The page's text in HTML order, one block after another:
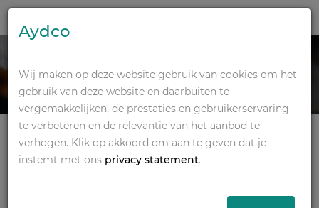
VAKANTIEMEDEWER
KER IN SITTARD
Deze vacature is vervallen
INFORMATIE OVER DE
VERVALLEN VACATURE
Onze opdrachtgever in Sittard is een toonaangevende
onderneming op het gebied van verkoop en distributie
Aydco
Wij maken op deze website gebruik van cookies om het
gebruik van deze website en daarbuiten te
vergemakkelijken, de prestaties en gebruikerservaring
te verbeteren en de relevantie van het aanbod te
verhogen. Klik op akkoord om aan te geven dat je
instemt met ons privacy statement.